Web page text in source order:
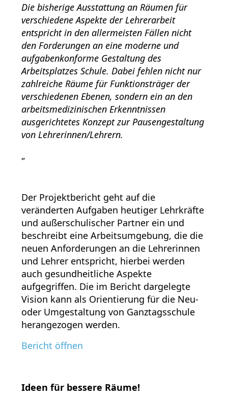
Die bisherige Ausstattung an Räumen für
verschiedene Aspekte der Lehrerarbeit
entspricht in den allermeisten Fällen nicht
den Forderungen an eine moderne und
aufgabenkonforme Gestaltung des
Arbeitsplatzes Schule. Dabei fehlen nicht nur
zahlreiche Räume für Funktionsträger der
verschiedenen Ebenen, sondern ein an den
arbeitsmedizinischen Erkenntnissen
ausgerichtetes Konzept zur Pausengestaltung
von Lehrerinnen/Lehrern.
„
Der Projektbericht geht auf die
veränderten Aufgaben heutiger Lehrkräfte
und außerschulischer Partner ein und
beschreibt eine Arbeitsumgebung, die die
neuen Anforderungen an die Lehrerinnen
und Lehrer entspricht, hierbei werden
auch gesundheitliche Aspekte
aufgegriffen. Die im Bericht dargelegte
Vision kann als Orientierung für die Neu-
oder Umgestaltung von Ganztagsschule
herangezogen werden.
Bericht öffnen
Ideen für bessere Räume!